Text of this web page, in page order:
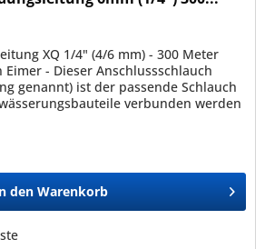
XQ 1/4" (4/6 mm) - 300 Meter
- Dieser Anschlussschlauch
genannt) ist der passende Schlauch
verbunden werden
den Warenkorb